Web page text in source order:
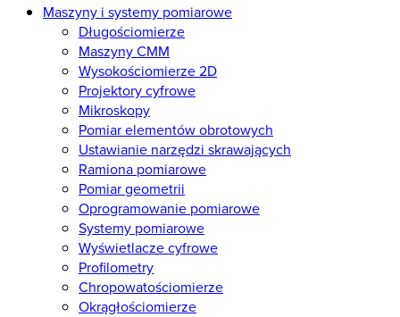
Maszyny i systemy pomiarowe
Długościomierze
Maszyny CMM
Wysokościomierze 2D
Projektory cyfrowe
Mikroskopy
Pomiar elementów obrotowych
Ustawianie narzędzi skrawających
Ramiona pomiarowe
Pomiar geometrii
Oprogramowanie pomiarowe
Systemy pomiarowe
Wyświetlacze cyfrowe
Profilometry
Chropowatościomierze
Okrągłościomierze